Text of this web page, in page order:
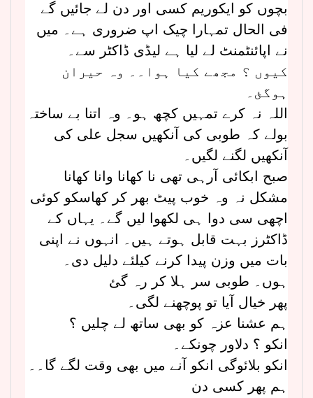
بچوں کو ایکوریم کسی اور دن لے جائیں گے
فی الحال تمہارا چیک اپ ضروری ہے۔ میں
نے اپائنٹمنٹ لے لیا ہے لیڈی ڈاکٹر سے۔
کیوں ؟ مجھے کیا ہوا۔۔ وہ حیران
ہوگئ۔
اللہ نہ کرے تمہیں کچھ ہو۔ وہ اتنا بے ساختہ
بولے کہ طوبی کی آنکھیں سجل علی کی
آنکھیں لگنے لگیں۔
صبح ابکائی آرہی تھی نا کھانا وانا کھانا
مشکل نہ وہ خوب پیٹ بھر کر کھاسکو کوئی
اچھی سی دوا ہی لکھوا لیں گے۔ یہاں کے
ڈاکٹرز بہت قابل ہوتے ہیں۔ انہوں نے اپنی
بات میں وزن پیدا کرنے کیلئے دلیل دی۔
ہوں۔ طوبی سر ہلا کر رہ گئ
پھر خیال آیا تو پوچھنے لگی۔
ہم عشنا عزہ کو بھی ساتھ لے چلیں ؟
انکو ؟ دلاور چونکے۔
انکو بلائوگی انکو آنے میں بھی وقت لگے گا۔۔
ہم پھر کسی دن